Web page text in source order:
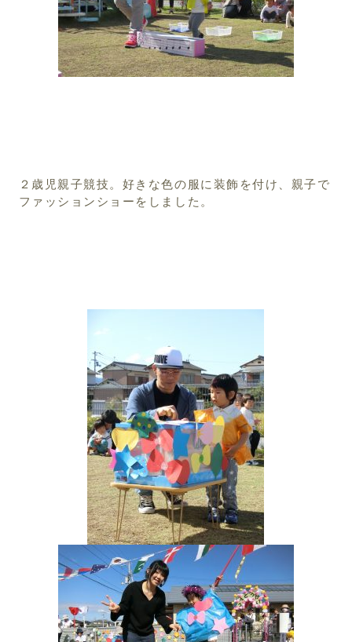
２歳児親子競技。好きな色の服に装飾を付け、親子で
ファッションショーをしました。